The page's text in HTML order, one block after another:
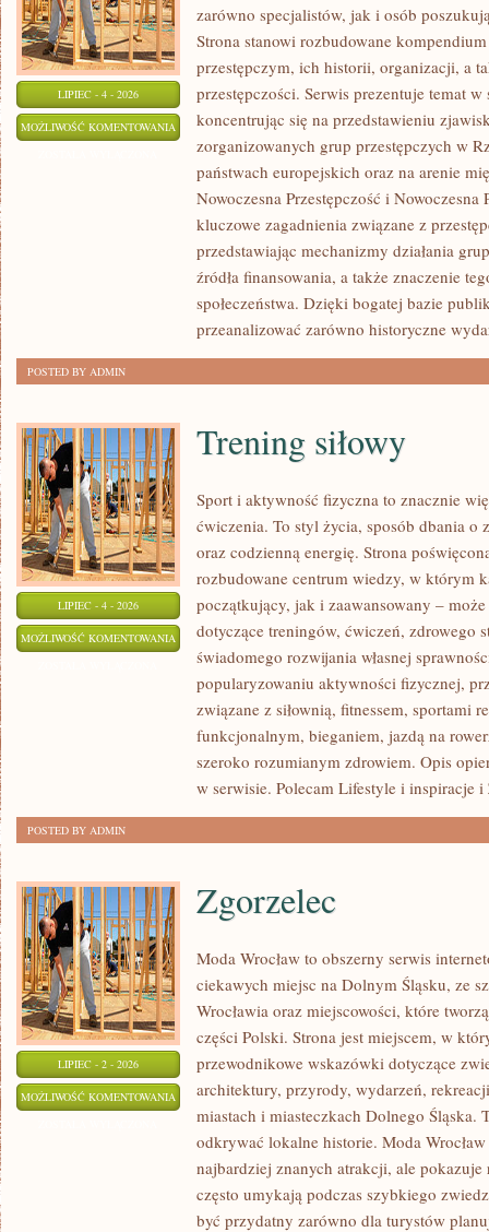
LIPIEC - 4 - 2026
MOŻLIWOŚĆ KOMENTOWANIA PYTANIA
CZYTELNIKÓW
zarówno specjalistów, jak i osób
Strona stanowi rozbudowane
przestępczym, ich historii, organizacji, a
przestępczości. Serwis prezentuje temat
koncentrując się na przedstawieniu
zorganizowanych grup przestępczych w
państwach europejskich oraz na arenie
Nowoczesna Przestępczość i Nowoczesna
kluczowe zagadnienia związane z
przedstawiając mechanizmy działania
źródła finansowania, a także znaczenie
społeczeństwa. Dzięki bogatej bazie
przeanalizować zarówno historyczne
POSTED BY ADMIN
LIPIEC - 4 - 2026
MOŻLIWOŚĆ KOMENTOWANIA TRENING
SIŁOWY
Trening siłowy
Sport i aktywność fizyczna to znacznie
ćwiczenia. To styl życia, sposób dbania o
oraz codzienną energię. Strona
rozbudowane centrum wiedzy, w którym
początkujący, jak i zaawansowany –
dotyczące treningów, ćwiczeń, zdrowego
świadomego rozwijania własnej
popularyzowaniu aktywności fizycznej,
związane z siłownią, fitnessem, sportami
funkcjonalnym, bieganiem, jazdą na
szeroko rozumianym zdrowiem. Opis
w serwisie. Polecam Lifestyle i inspiracje i
POSTED BY ADMIN
LIPIEC - 2 - 2026
MOŻLIWOŚĆ KOMENTOWANIA ZGORZELEC
Zgorzelec
Moda Wrocław to obszerny serwis
ciekawych miejsc na Dolnym Śląsku, ze
Wrocławia oraz miejscowości, które
części Polski. Strona jest miejscem, w
przewodnikowe wskazówki dotyczące
architektury, przyrody, wydarzeń,
miastach i miasteczkach Dolnego Śląska.
odkrywać lokalne historie. Moda
najbardziej znanych atrakcji, ale
często umykają podczas szybkiego
być przydatny zarówno dla turystów